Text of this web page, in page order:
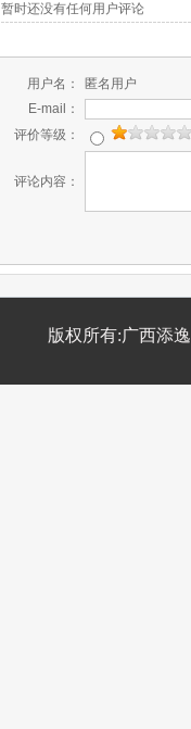
暂时还没有任何用户评论
用户名：
匿名用户
E-mail：
评价等级：
评论内容：
版权所有:广西添